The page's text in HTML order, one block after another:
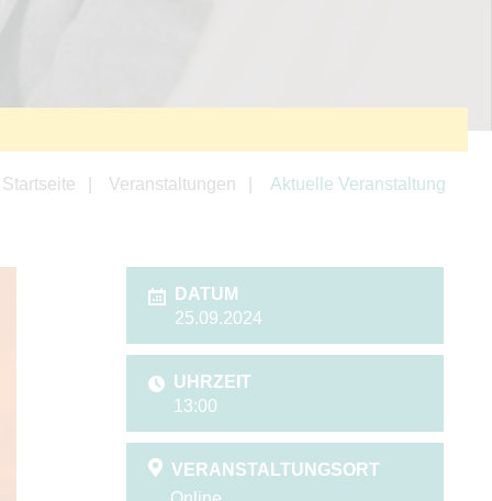
Startseite Veranstaltungen Aktuelle Veranstaltung
DATUM
25.09.2024
UHRZEIT
13:00
VERANSTALTUNGSORT